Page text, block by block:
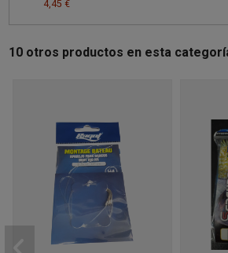
4,45 €
10 otros productos en esta